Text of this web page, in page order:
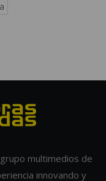
multimedios de
innovando y